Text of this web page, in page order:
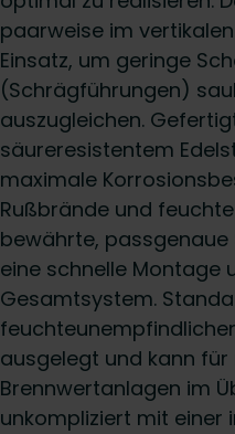
paarweise im
Einsatz, um geringe
(Schrägführungen)
auszugleichen.
säureresistentem
maximale
Rußbrände und
bewährte,
eine schnelle Montage
Gesamtsystem.
ausgelegt und kann
Brennwertanlagen im
unkompliziert mit einer